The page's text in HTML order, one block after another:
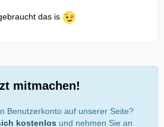
das is
mitmachen!
Benutzerkonto auf unserer Seite?
kostenlos und nehmen Sie an